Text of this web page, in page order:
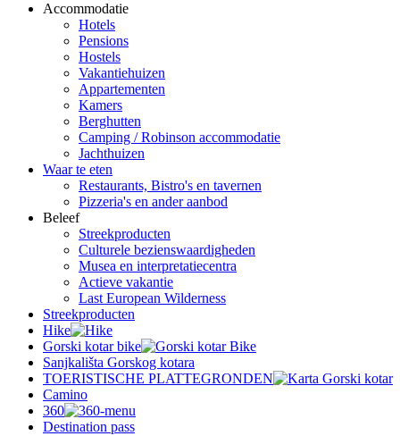
Accommodatie
Hotels
Pensions
Hostels
Vakantiehuizen
Appartementen
Kamers
Berghutten
Camping / Robinson accommodatie
Jachthuizen
Waar te eten
Restaurants, Bistro's en tavernen
Pizzeria's en ander aanbod
Beleef
Streekproducten
Culturele bezienswaardigheden
Musea en interpretatiecentra
Actieve vakantie
Last European Wilderness
Streekproducten
Hike
Gorski kotar bike
Sanjkališta Gorskog kotara
TOERISTISCHE PLATTEGRONDEN
Camino
360
Destination pass